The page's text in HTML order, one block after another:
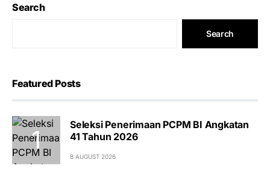
Search
Search
Featured Posts
Seleksi Penerimaan PCPM BI Angkatan
41 Tahun 2026
8 AUGUST 2026